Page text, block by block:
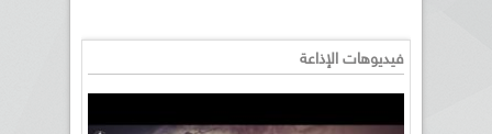
فيديوهات الإذاعة